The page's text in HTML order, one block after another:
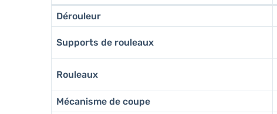
Dérouleur
Supports de rouleaux
Rouleaux
Mécanisme de coupe